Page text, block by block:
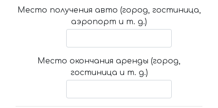
Место получения авто (город, гостиница,
аэропорт и т. д.)
Место окончания аренды (город,
гостиница и т. д.)